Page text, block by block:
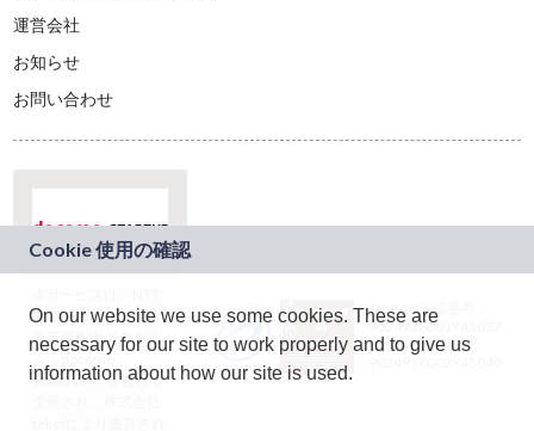
運営会社
お知らせ
お問い合わせ
ドコモグループの新
規事業創出プログラ
ム「docomo
STARTUP」を通じて
JASRAC許諾番号：
9024936001Y45037
JASRAC許諾番号：
On our website we use some cookies. These are
necessary for our site to work properly and to give us
information about how our site is used.